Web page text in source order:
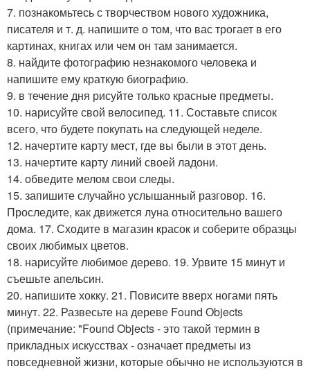
7. познакомьтесь с творчеством нового художника,
писателя и т. д. напишите о том, что вас трогает в его
картинах, книгах или чем он там занимается.
8. найдите фотографию незнакомого человека и
напишите ему краткую биографию.
9. в течение дня рисуйте только красные предметы.
10. нарисуйте свой велосипед. 11. Составьте список
всего, что будете покупать на следующей неделе.
12. начертите карту мест, где вы были в этот день.
13. начертите карту линий своей ладони.
14. обведите мелом свои следы.
15. запишите случайно услышанный разговор. 16.
Проследите, как движется луна относительно вашего
дома. 17. Сходите в магазин красок и соберите образцы
своих любимых цветов.
18. нарисуйте любимое дерево. 19. Урвите 15 минут и
съешьте апельсин.
20. напишите хокку. 21. Повисите вверх ногами пять
минут. 22. Развесьте на дереве Found Objects
(примечание: "Found Objects - это такой термин в
прикладных искусствах - означает предметы из
повседневной жизни, которые обычно не используются в